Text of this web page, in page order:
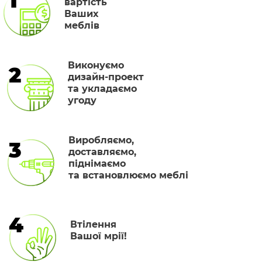
Ваших
меблів
2
Виконуємо
дизайн-проект
та укладаємо
угоду
3
Виробляємо,
доставляємо,
піднімаємо
та встановлюємо меблі
4
Втілення
Вашої мрії!